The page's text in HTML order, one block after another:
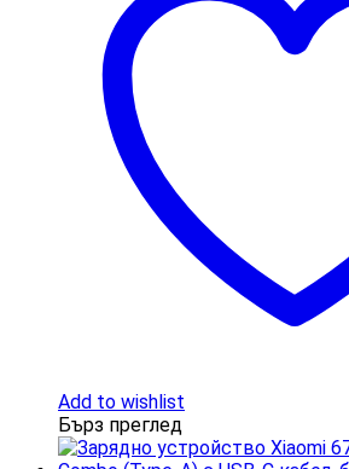
Add to wishlist
Бърз преглед